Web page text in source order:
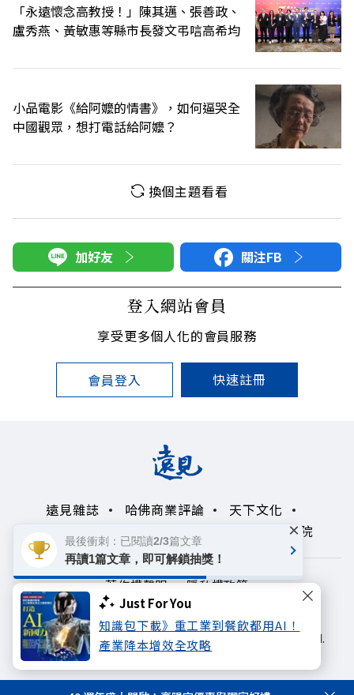
Just For You
知識包下載》重工業到餐飲都用AI！
產業降本增效全攻略
「永遠懷念高教授！」陳其邁、張善政、
盧秀燕、黃敏惠等縣市長發文弔唁高希均
小品電影《給阿嬤的情書》，如何逼哭全
中國觀眾，想打電話給阿嬤？
換個主題看看
加好友 關注FB
登入網站會員
享受更多個人化的會員服務
會員登入 快速註冊
遠見雜誌 哈佛商業評論
天下文化
未來親子學習平台
50+ 領導影響力學院
著作權聲明
隱私權政策
Copyright© 1999~2026
遠見天下文化出版股份有限公司. All rights reserved.
最後衝刺：已閱讀2/3篇文章
再讀1篇文章，即可解鎖抽獎！
×